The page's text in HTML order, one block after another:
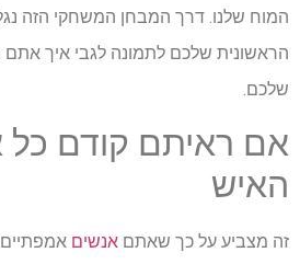
המוח שלנו. דרך המבחן המשחקי הזה
הראשונית שלכם לתמונה לגבי איך
שלכם.
אם ראיתם קודם כל
האיש
זה מצביע על כך שאתם אנשים אמפתיים